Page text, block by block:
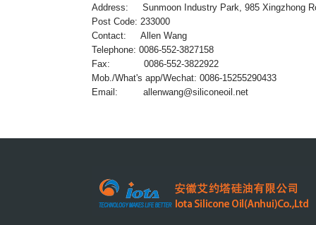
Address: Sunmoon Industry Park, 985 Xingzhong
Post Code: 233000
Contact: Allen Wang
Telephone: 0086-552-3827158
Fax: 0086-552-3822922
Mob./What's app/Wechat: 0086-15255290433
Email: allenwang@siliconeoil.net